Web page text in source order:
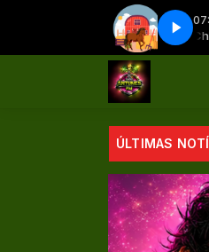
Galpão farrapo com Tio Chico
Galpão farrapo - Parte 1
ÚLTIMAS
para segurança na América